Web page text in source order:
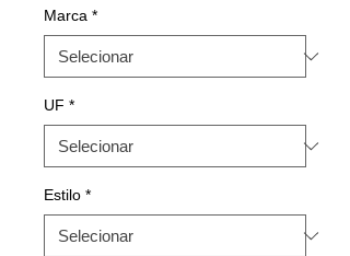
Marca *
UF *
Estilo *